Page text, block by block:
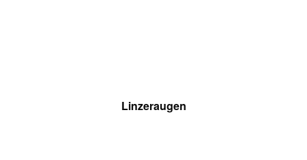
Linzeraugen